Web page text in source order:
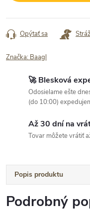
Opýtať sa
Značka: Baagl
🚀 Blesková
Odosielame ešte
(do 10:00)
Až 30 dní na
Tovar môžete vrátiť
Popis produktu
Podrobný